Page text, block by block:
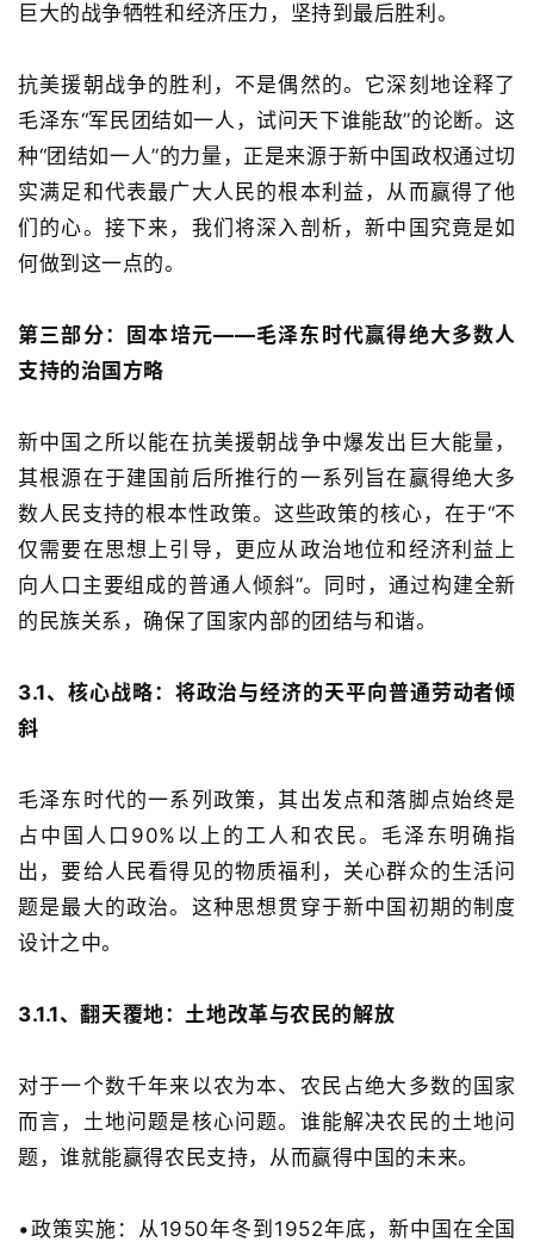
巨大的战争牺牲和经济压力，坚持到最后胜利。
抗美援朝战争的胜利，不是偶然的。它深刻地诠释了
毛泽东“军民团结如一人，试问天下谁能敌”的论断。这
种“团结如一人”的力量，正是来源于新中国政权通过切
实满足和代表最广大人民的根本利益，从而赢得了他
们的心。接下来，我们将深入剖析，新中国究竟是如
何做到这一点的。
第三部分：固本培元——毛泽东时代赢得绝大多数人
支持的治国方略
新中国之所以能在抗美援朝战争中爆发出巨大能量，
其根源在于建国前后所推行的一系列旨在赢得绝大多
数人民支持的根本性政策。这些政策的核心，在于“不
仅需要在思想上引导，更应从政治地位和经济利益上
向人口主要组成的普通人倾斜”。同时，通过构建全新
的民族关系，确保了国家内部的团结与和谐。
3.1、 核心战略：将政治与经济的天平向普通劳动者倾
斜
毛泽东时代的一系列政策，其出发点和落脚点始终是
占中国人口 90% 以上的工人和农民。毛泽东明确指
出，要给人民看得见的物质福利，关心群众的生活问
题是最大的政治。这种思想贯穿于新中国初期的制度
设计之中。
3.1.1、翻天覆地：土地改革与农民的解放
对于一个数千年来以农为本、农民占绝大多数的国家
而言，土地问题是核心问题。谁能解决农民的土地问
题，谁就能赢得农民支持，从而赢得中国的未来。
•政策实施 ：从1950年冬到 1952年底，新中国在全国